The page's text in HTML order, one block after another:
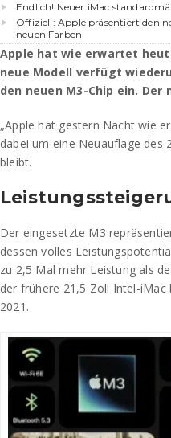
Endlich! Neuer iMac
Offiziell: Apple präsentiert den
neuen Farben
Apple hat wie erwartet
neue Modell verfügt
den neuen M3-Chip ein.
„Apple hat gestern Nacht wie
dabei um eine Neuauflage des
bleibt.
Der eingesetzte M3
dessen volles
zu 2,5 Mal mehr Leistung als
der frühere 21,5 Zoll Intel-
2021.